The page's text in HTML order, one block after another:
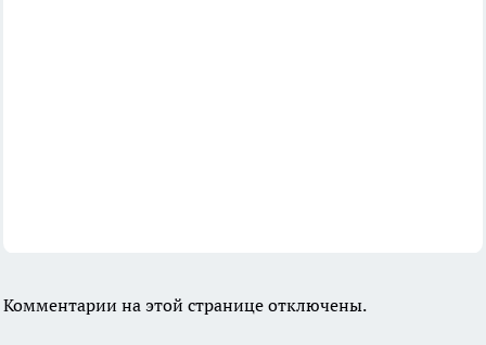
Комментарии на этой странице отключены.